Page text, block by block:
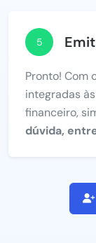
5
Pronto! Com
integradas
financeiro,
dúvida,